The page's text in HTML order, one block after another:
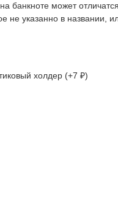
банкноте может
не указанно в названии,
холдер (+7 ₽)